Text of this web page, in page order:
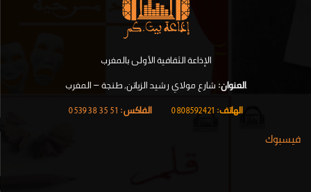
الإذاعة الثقافية الأولى بالمغرب
.العنوان:شارع مولاي رشيد الزياتن, طنجة – المغرب
الهاتف:
الفاكس:
فيسبوك